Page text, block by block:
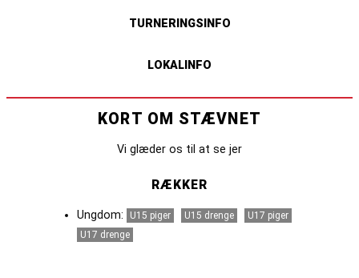
TURNERINGSINFO
LOKALINFO
KORT OM STÆVNET
Vi glæder os til at se jer
RÆKKER
Ungdom: U15 piger U15 drenge
U17 piger
U17 drenge